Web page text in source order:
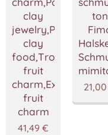
clay
jewelry,Polymer
clay
food,Tropic
fruit
charm,Exotic
fruit
charm
41,49 €
ton
21,00